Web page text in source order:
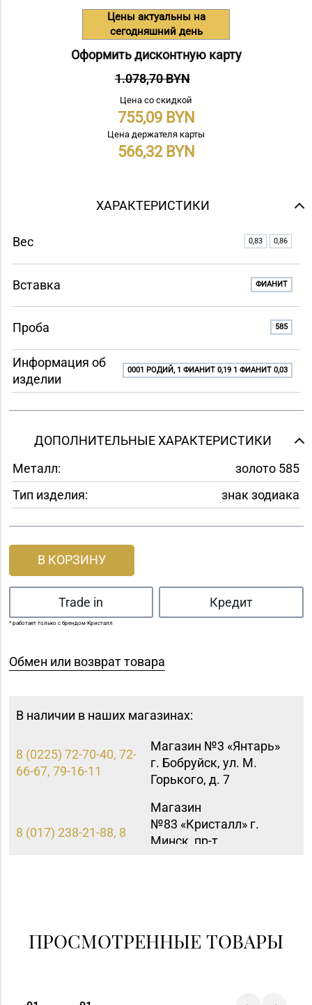
Цены актуальны на
сегодняшний день
Оформить дисконтную карту
1.078,70 BYN
Цена со скидкой
755,09
Цена держателя карты
566,32
ХАРАКТЕРИСТИКИ
Вес 0,83 0,86
Вставка ФИАНИТ
Проба 585
Информация об
изделии
0001 РОДИЙ, 1 ФИАНИТ 0,19 1 ФИАНИТ 0,03
ДОПОЛНИТЕЛЬНЫЕ ХАРАКТЕРИСТИКИ
Металл:
золото 585
Тип изделия:
знак зодиака
В КОРЗИНУ
Trade in Кредит
* работает только с брендом Кристалл
Обмен или возврат товара
В наличии в наших магазинах:
8 (0225) 72-70-40, 72-
66-67, 79-16-11
Магазин №3 «Янтарь»
г. Бобруйск, ул. М.
Горького, д. 7
8 (017) 238-21-88, 8
Магазин
№83 «Кристалл» г.
Минск, пр-т
ПРОСМОТРЕННЫЕ ТОВАРЫ